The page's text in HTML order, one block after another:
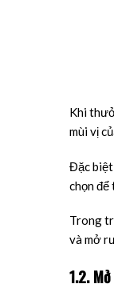
Khi
mùi vị
Đặc
chọn
Trong
và mở
1.2.